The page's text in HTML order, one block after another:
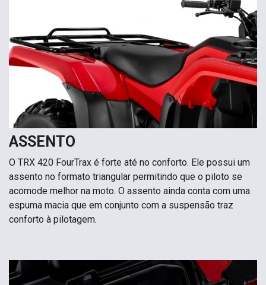
ASSENTO
O TRX 420 FourTrax é forte até no conforto. Ele possui um
assento no formato triangular permitindo que o piloto se
acomode melhor na moto. O assento ainda conta com uma
espuma macia que em conjunto com a suspensão traz
conforto à pilotagem.